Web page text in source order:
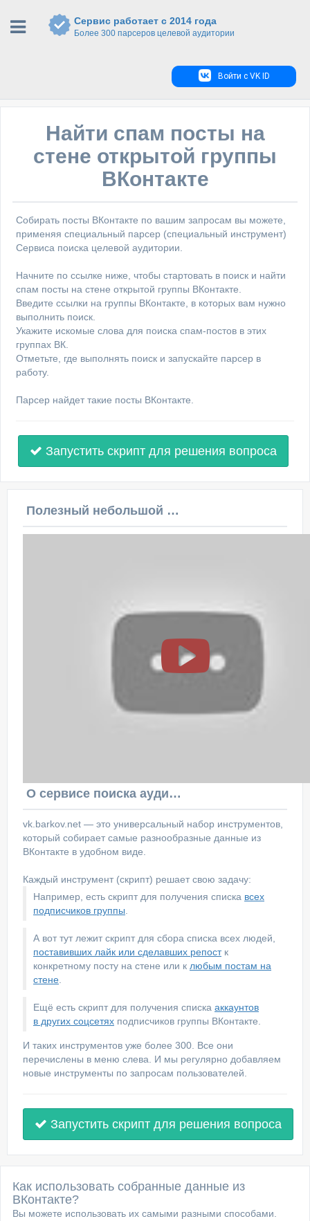
Сервис работает с 2014 года
Более 300 парсеров целевой аудитории
Войти с VK ID
Найти спам посты на
стене открытой группы
ВКонтакте
Собирать посты ВКонтакте по вашим запросам вы можете,
применяя специальный парсер (специальный инструмент)
Сервиса поиска целевой аудитории.
Начните по ссылке ниже, чтобы стартовать в поиск и найти
спам посты на стене открытой группы ВКонтакте.
Введите ссылки на группы ВКонтакте, в которых вам нужно
выполнить поиск.
Укажите искомые слова для поиска спам-постов в этих
группах ВК.
Отметьте, где выполнять поиск и запускайте парсер в
работу.
Парсер найдет такие посты ВКонтакте.
Запустить скрипт для решения вопроса
Полезный небольшой видеоурок по этой теме
О сервисе поиска аудитории ВКонтакте
vk.barkov.net — это универсальный набор инструментов,
который собирает самые разнообразные данные из
ВКонтакте в удобном виде.
Каждый инструмент (скрипт) решает свою задачу:
Например, есть скрипт для получения списка всех
подписчиков группы
А вот тут лежит скрипт для сбора списка всех людей,
поставивших лайк или сделавших репостк
конкретному посту на стене или к любым постам на
стене
Ещё есть скрипт для получения списка аккаунтов
в других соцсетях подписчиков группы ВКонтакте.
И таких инструментов уже более 300. Все они
перечислены в меню слева. И мы регулярно добавляем
новые инструменты по запросам пользователей.
Запустить скрипт для решения вопроса
Как использовать собранные данные из
ВКонтакте?
Вы можете использовать их самыми разными способами.